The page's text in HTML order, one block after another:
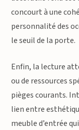
concourt à une
personnalité des
le seuil de la porte.
Enfin, la lecture
ou de ressources
pièges courants.
lien entre
meuble d’entrée